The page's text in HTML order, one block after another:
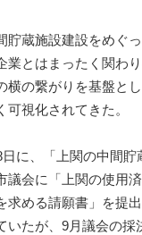
蔵施設建設をめぐ
業とはまったく関わ
横の繋がりを基盤と
可視化されてきた。
に、「上関の中間貯
議会に「上関の使用
求める請願書」を提
いたが、9月議会の採